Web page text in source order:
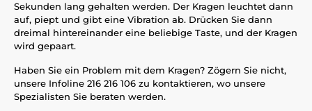
Sekunden lang gehalten werden. Der Kragen leuchtet dann
auf, piept und gibt eine Vibration ab. Drücken Sie dann
dreimal hintereinander eine beliebige Taste, und der Kragen
wird gepaart.
Haben Sie ein Problem mit dem Kragen? Zögern Sie nicht,
unsere Infoline 216 216 106 zu kontaktieren, wo unsere
Spezialisten Sie beraten werden.